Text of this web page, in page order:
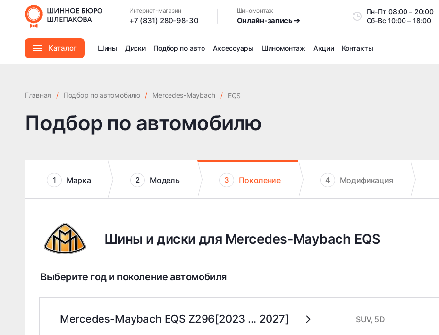
Интернет-магазин
+7 (831) 280-98-30
Шиномонтаж
Онлайн-запись ➔
Пн-Пт08:00 – 20:00
Сб-Вс10:00 – 18:00
Каталог
Автомасла
Шины Диски Подбор по авто Аксессуары Шиномонтаж
Сезонное хранение
Правка дисков
Снятие секреток, проблемных болтов и гаек
Доп услуги на Шиномонтаже
Дошиповка, Ошиповка, Перешиповка зимней резины
Шумоизоляция покрышек
Акции Контакты
Главная / Подбор по автомобилю / Mercedes-Maybach / EQS
Подбор по автомобилю
1 Марка 2 Модель 3 Поколение 4 Модификация
Шины и диски для Mercedes-Maybach EQS
Выберите год и поколение автомобиля
Mercedes-Maybach EQS Z296[2023 ... 2027] SUV, 5D